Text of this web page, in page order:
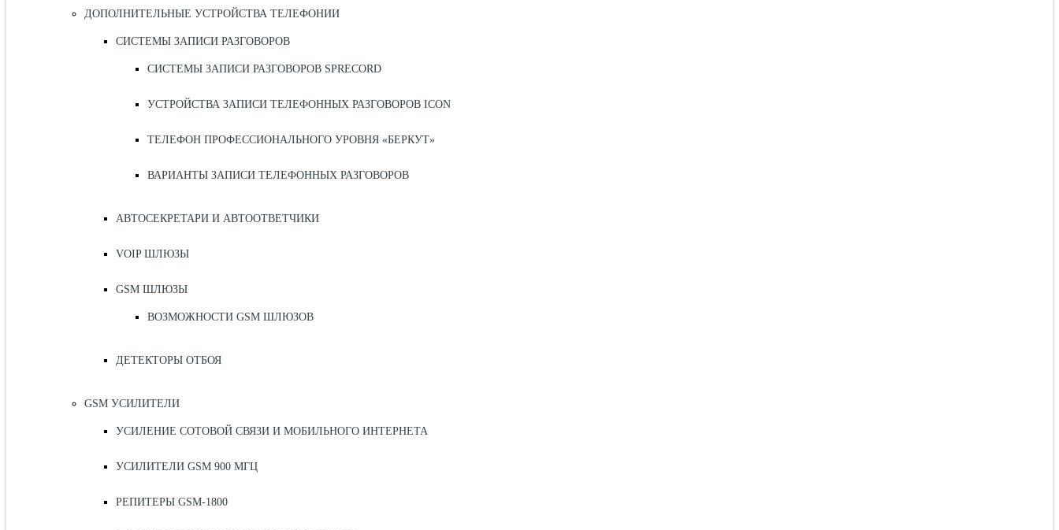
ДОПОЛНИТЕЛЬНЫЕ УСТРОЙСТВА ТЕЛЕФОНИИ
СИСТЕМЫ ЗАПИСИ РАЗГОВОРОВ
СИСТЕМЫ ЗАПИСИ РАЗГОВОРОВ SPRECORD
УСТРОЙСТВА ЗАПИСИ ТЕЛЕФОННЫХ РАЗГОВОРОВ ICON
ТЕЛЕФОН ПРОФЕССИОНАЛЬНОГО УРОВНЯ «БЕРКУТ»
ВАРИАНТЫ ЗАПИСИ ТЕЛЕФОННЫХ РАЗГОВОРОВ
АВТОСЕКРЕТАРИ И АВТООТВЕТЧИКИ
VOIP ШЛЮЗЫ
GSM ШЛЮЗЫ
ВОЗМОЖНОСТИ GSM ШЛЮЗОВ
ДЕТЕКТОРЫ ОТБОЯ
GSM УСИЛИТЕЛИ
УСИЛЕНИЕ СОТОВОЙ СВЯЗИ И МОБИЛЬНОГО ИНТЕРНЕТА
УСИЛИТЕЛИ GSM 900 МГЦ
РЕПИТЕРЫ GSM-1800